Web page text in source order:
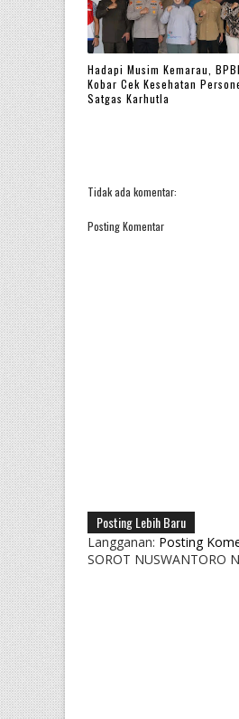
Hadapi Musim Kemarau,
Kobar Cek Kesehatan
Satgas Karhutla
Tidak ada komentar:
Posting Komentar
Posting Lebih Baru
Langganan: Posting
SOROT NUSWANTORO